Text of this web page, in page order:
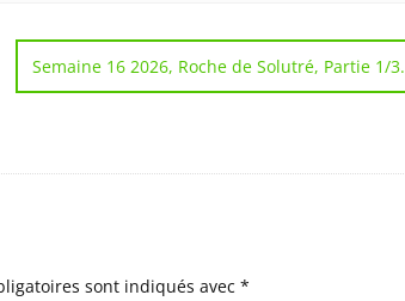
Semaine 16 2026, Roche de Solutré, Partie 1/3.
sont indiqués avec *